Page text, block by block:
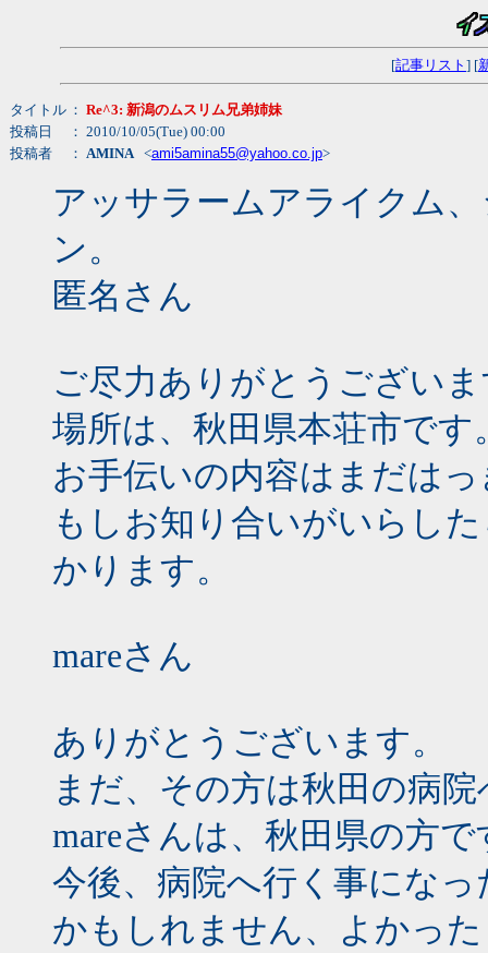
[記事リスト ] [
タイトル ： Re^3: 新潟のムスリム兄弟姉妹
投稿日
： 2010/10/05(Tue) 00:00
投稿者
： AMINA <ami5amina55@yahoo.co.jp>
アッサラームアライクム
ン。
匿名さん
ご尽力ありがとうござい
場所は、秋田県本荘市です
お手伝いの内容はまだは
もしお知り合いがいらし
かります。
mareさん
ありがとうございます。
まだ、その方は秋田の病
mareさんは、秋田県の方で
今後、病院へ行く事にな
かもしれません、よかっ